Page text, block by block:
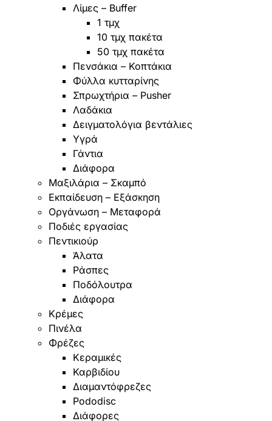
Λίμες – Buffer
1 τμχ
10 τμχ πακέτα
50 τμχ πακέτα
Πενσάκια – Κοπτάκια
Φύλλα κυτταρίνης
Σπρωχτήρια – Pusher
Λαδάκια
Δειγματολόγια βεντάλιες
Υγρά
Γάντια
Διάφορα
Μαξιλάρια – Σκαμπό
Εκπαίδευση – Εξάσκηση
Οργάνωση – Μεταφορά
Ποδιές εργασίας
Πεντικιούρ
Άλατα
Ράσπες
Ποδόλουτρα
Διάφορα
Κρέμες
Πινέλα
Φρέζες
Κεραμικές
Καρβιδίου
Διαμαντόφρεζες
Pododisc
Διάφορες